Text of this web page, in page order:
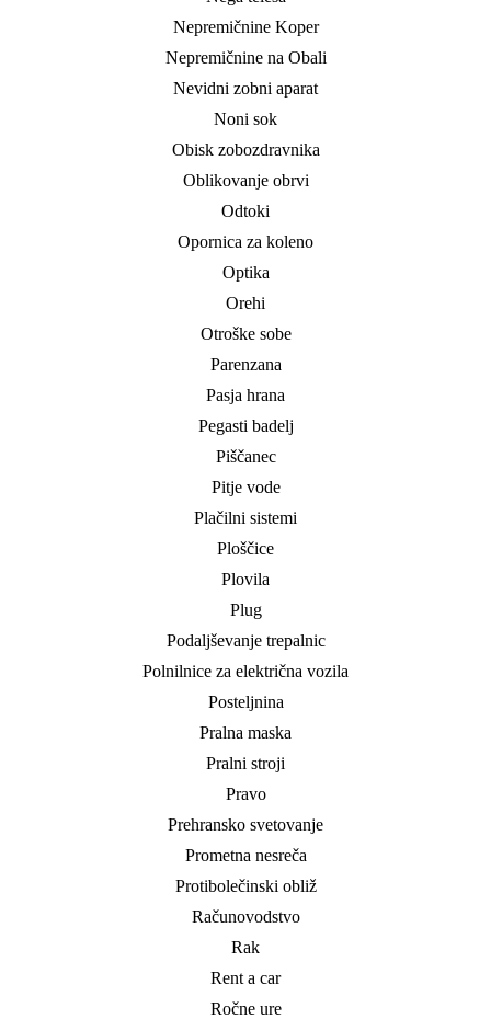
Nepremičnine Koper
Nepremičnine na Obali
Nevidni zobni aparat
Noni sok
Obisk zobozdravnika
Oblikovanje obrvi
Odtoki
Opornica za koleno
Optika
Orehi
Otroške sobe
Parenzana
Pasja hrana
Pegasti badelj
Piščanec
Pitje vode
Plačilni sistemi
Ploščice
Plovila
Plug
Podaljševanje trepalnic
Polnilnice za električna vozila
Posteljnina
Pralna maska
Pralni stroji
Pravo
Prehransko svetovanje
Prometna nesreča
Protibolečinski obliž
Računovodstvo
Rak
Rent a car
Ročne ure